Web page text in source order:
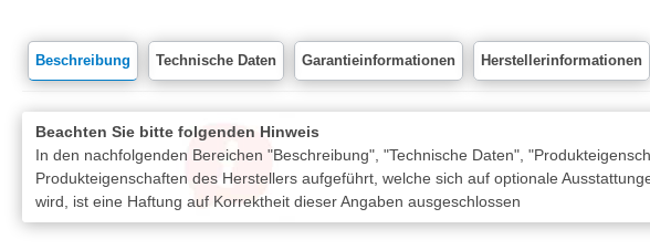
Beschreibung Technische Daten Garantieinformationen Herstellerinformationen
Beachten Sie bitte folgenden Hinweis
In den nachfolgenden Bereichen "Beschreibung", "Technische Daten",
Produkteigenschaften des Herstellers aufgeführt, welche sich auf optionale
wird, ist eine Haftung auf Korrektheit dieser Angaben ausgeschlossen